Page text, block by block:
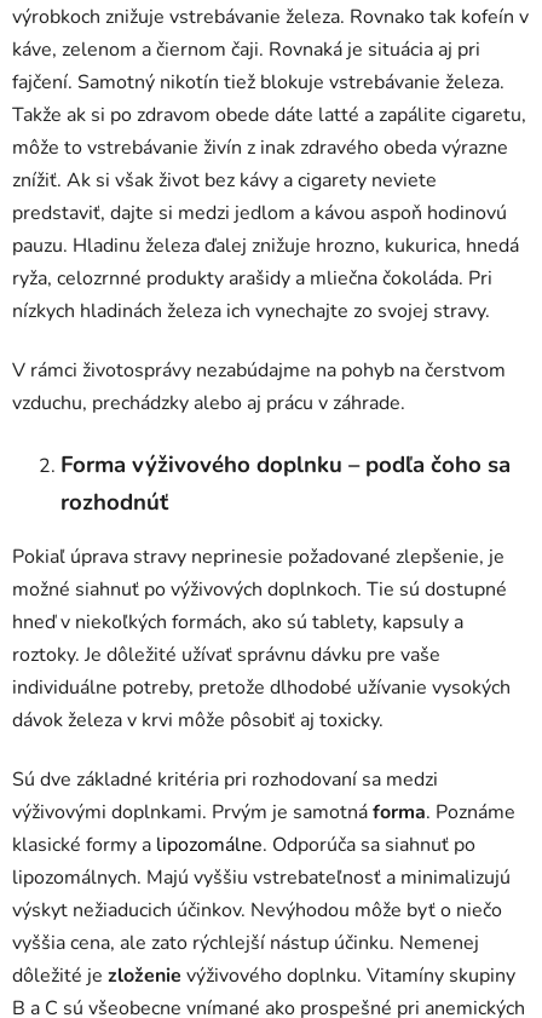
výrobkoch znižuje vstrebávanie železa. Rovnako tak kofeín v
káve, zelenom a čiernom čaji. Rovnaká je situácia aj pri
fajčení. Samotný nikotín tiež blokuje vstrebávanie železa.
Takže ak si po zdravom obede dáte latté a zapálite cigaretu,
môže to vstrebávanie živín z inak zdravého obeda výrazne
znížiť. Ak si však život bez kávy a cigarety neviete
predstaviť, dajte si medzi jedlom a kávou aspoň hodinovú
pauzu. Hladinu železa ďalej znižuje hrozno, kukurica, hnedá
ryža, celozrnné produkty arašidy a mliečna čokoláda. Pri
nízkych hladinách železa ich vynechajte zo svojej stravy.
V rámci životosprávy nezabúdajme na pohyb na čerstvom
vzduchu, prechádzky alebo aj prácu v záhrade.
Forma výživového doplnku – podľa čoho sa
rozhodnúť
Pokiaľ úprava stravy neprinesie požadované zlepšenie, je
možné siahnuť po výživových doplnkoch. Tie sú dostupné
hneď v niekoľkých formách, ako sú tablety, kapsuly a
roztoky. Je dôležité užívať správnu dávku pre vaše
individuálne potreby, pretože dlhodobé užívanie vysokých
dávok železa v krvi môže pôsobiť aj toxicky.
Sú dve základné kritéria pri rozhodovaní sa medzi
výživovými doplnkami. Prvým je samotnáforma. Poznáme
klasické formy a lipozomálne. Odporúča sa siahnuť po
lipozomálnych. Majú vyššiu vstrebateľnosť a minimalizujú
výskyt nežiaducich účinkov. Nevýhodou môže byť o niečo
vyššia cena, ale zato rýchlejší nástup účinku. Nemenej
dôležité je zloženie výživového doplnku. Vitamíny skupiny
B a C sú všeobecne vnímané ako prospešné pri anemických